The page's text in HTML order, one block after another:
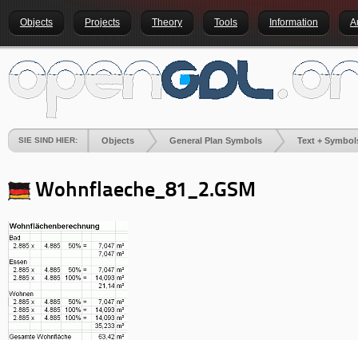
Objects Projects Theory Tools Information
SIE SIND HIER: Objects General Plan Symbols Text +
Wohnflaeche_81_2.GSM